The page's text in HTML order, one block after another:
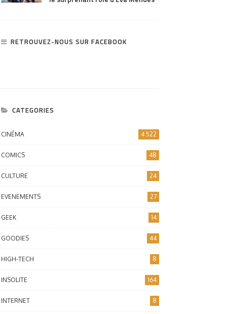
RETROUVEZ-NOUS SUR FACEBOOK
CATEGORIES
CINÉMA 4 522
COMICS 48
CULTURE 24
EVENEMENTS 27
GEEK 14
GOODIES 44
HIGH-TECH 8
INSOLITE 164
INTERNET 8